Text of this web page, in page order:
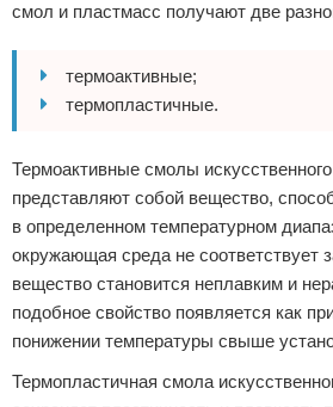
смол и пластмасс получают две
термоактивные;
термопластичные.
Термоактивные смолы
представляют собой вещество,
в определенном температурном
окружающая среда не соответствует
вещество становится неплавким и
подобное свойство появляется как
понижении температуры свыше
Термопластичная смола